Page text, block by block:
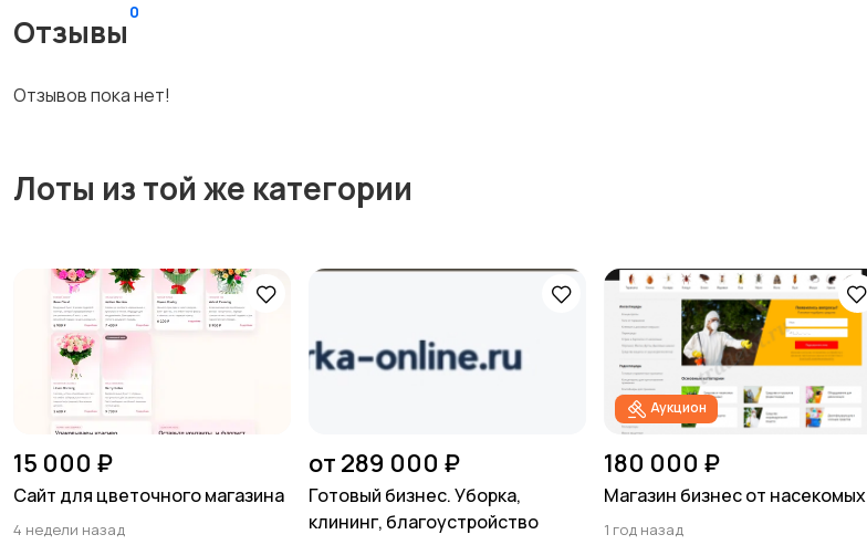
Отзывы
0
Отзывов пока нет!
Лоты из той же категории
15 000 ₽
Сайт для цветочного магазина
4 недели назад
от 289 000 ₽
Готовый бизнес. Уборка,
клининг, благоустройство
Аукцион
180 000 ₽
Магазин бизнес от насекомых
1 год назад